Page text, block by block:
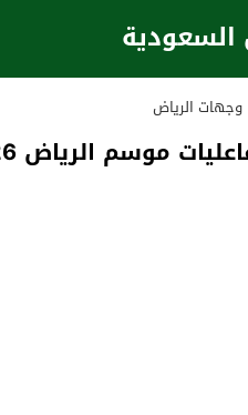
وجهات الرياض
موسم الرياض 2026 وأماكن تنظيمها